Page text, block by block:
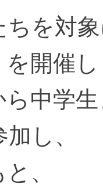
ちを対
を開催
ら中学
し、
、